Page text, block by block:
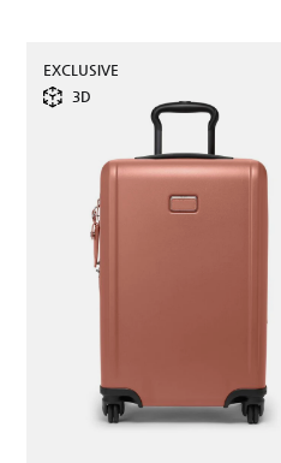
EXCLUSIVE
3D